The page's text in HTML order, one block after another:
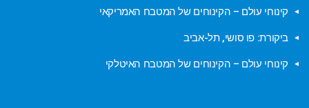
קינוחי עולם – הקינוחים של המטבח האמריקאי
ביקורת: פו סושי, תל-אביב
קינוחי עולם – הקינוחים של המטבח האיטלקי